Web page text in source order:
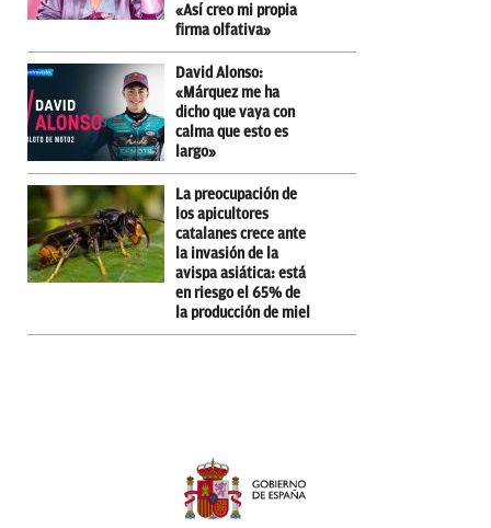
«Así creo mi propia
firma olfativa»
David Alonso:
«Márquez me ha
dicho que vaya con
calma que esto es
largo»
La preocupación de
los apicultores
catalanes crece ante
la invasión de la
avispa asiática: está
en riesgo el 65% de
la producción de miel